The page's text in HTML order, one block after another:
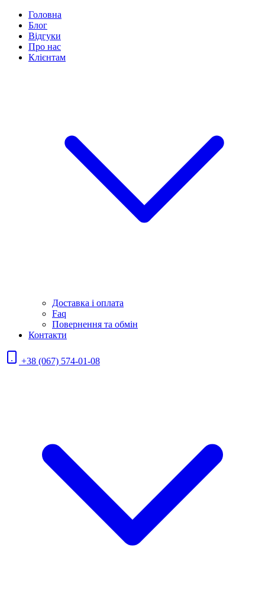
Головна
Блог
Відгуки
Про нас
Клієнтам
Доставка і оплата
Faq
Повернення та обмін
Контакти
+38 (067) 574-01-08